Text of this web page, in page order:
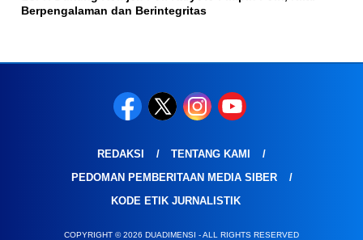
Berpengalaman dan Berintegritas
REDAKSI
TENTANG KAMI
PEDOMAN PEMBERITAAN MEDIA SIBER
KODE ETIK JURNALISTIK
COPYRIGHT © 2026 DUADIMENSI - ALL RIGHTS RESERVED